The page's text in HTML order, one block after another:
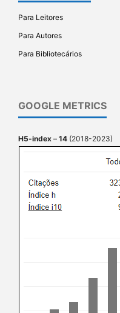
Para Leitores
Para Autores
Para Bibliotecários
GOOGLE METRICS
H5-index – 14 (2018-2023)